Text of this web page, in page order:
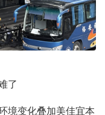
了
境变化叠加美佳宜本